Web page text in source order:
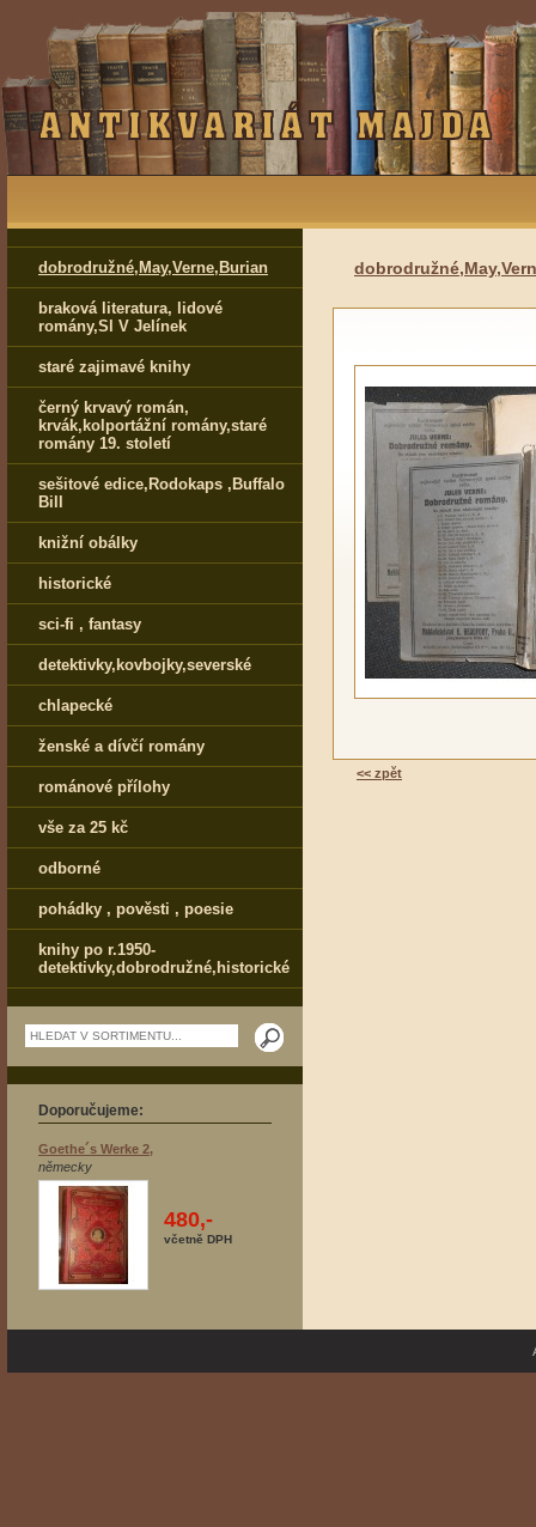
dobrodružné,May,Verne,Burian
braková literatura, lidové
romány,Sl V Jelínek
staré zajimavé knihy
černý krvavý román,
krvák,kolportážní romány,staré
romány 19. století
sešitové edice,Rodokaps ,Buffalo
Bill
knižní obálky
historické
sci-fi , fantasy
detektivky,kovbojky,severské
chlapecké
ženské a dívčí romány
románové přílohy
vše za 25 kč
odborné
pohádky , pověsti , poesie
knihy po r.1950-
detektivky,dobrodružné,historické
Doporučujeme:
Goethe´s Werke 2,
německy
480,-
včetně DPH
<< zpět